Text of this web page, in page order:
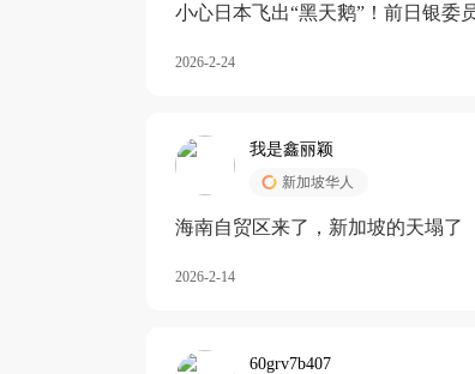
小心日本飞出“黑天鹅”！前日银委
2026-2-24
我是鑫丽颖
新加坡华人
海南自贸区来了，新加坡的天塌了
2026-2-14
60grv7b407